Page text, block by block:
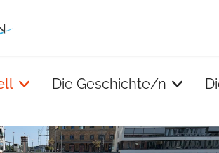
Die Geschichte/n